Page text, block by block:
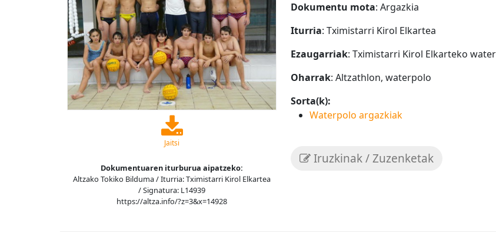
Jaitsi
Dokumentuaren iturburua aipatzeko:
Altzako Tokiko Bilduma / Iturria: Tximistarri Kirol Elkartea
/ Signatura: L14939
https://altza.info/?z=3&x=14928
Dokumentu mota: Argazkia
Iturria: Tximistarri Kirol Elkartea
Ezaugarriak: Tximistarri Kirol Elkarteko
Oharrak: Altzathlon, waterpolo
Sorta(k):
Waterpolo argazkiak
Iruzkinak / Zuzenketak